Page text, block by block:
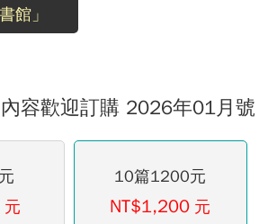
館」
容歡迎訂購 2026年01月號
元
10篇1200元
NT$1,200 元